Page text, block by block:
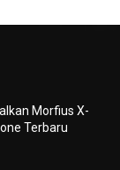
Morfius X-
Terbaru